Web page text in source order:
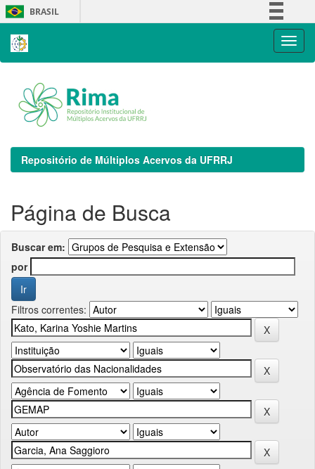
Skip
navigation
BRASIL
Repositório de Múltiplos Acervos da UFRRJ
Página de Busca
Buscar em:
por
Filtros correntes: